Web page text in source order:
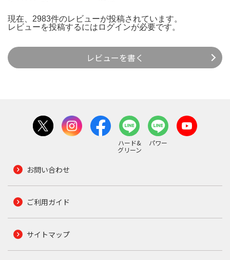
現在、2983件のレビューが投稿されています。
レビューを投稿するには ログインが必要です。
レビューを書く
ハード&
グリーン
パワー
お問い合わせ
ご利用ガイド
サイトマップ